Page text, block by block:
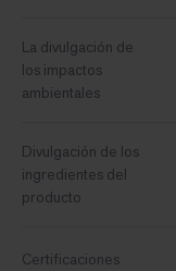
La divulgación de
los impactos
ambientales
Divulgación de los
ingredientes del
producto
Certificaciones